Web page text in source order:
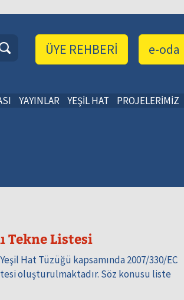
e-oda
ÜYE REHBERİ
YAYINLAR YEŞİL HAT PROJELERİMİZ
Tekne Listesi
Hat Tüzüğü kapsamında 2007/330/EC
oluşturulmaktadır. Söz konusu liste